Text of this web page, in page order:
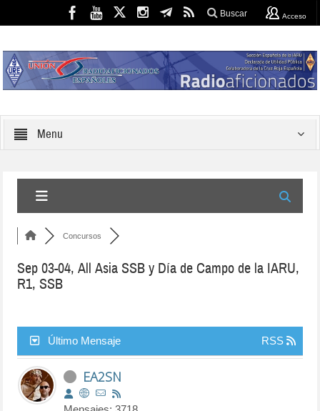
Buscar Acceso
Menu
Concursos
Sep 03-04, All Asia SSB y Día de Campo de la IARU,
R1, SSB
Último Mensaje RSS
EA2SN